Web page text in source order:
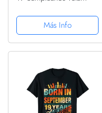
regalos Camiseta
Más Info